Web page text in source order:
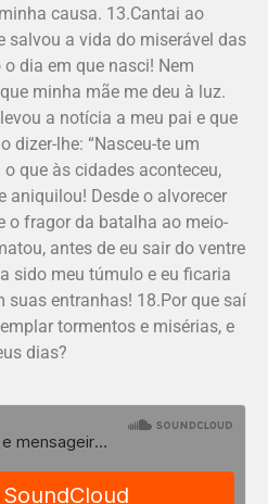
causa. 13.Cantai ao
salvou a vida do miserável das
dia em que nasci! Nem
minha mãe me deu à luz.
a notícia a meu pai e que
dizer-lhe: “Nasceu-te um
que às cidades aconteceu,
aniquilou! Desde o alvorecer
o fragor da batalha ao meio-
antes de eu sair do ventre
sido meu túmulo e eu ficaria
suas entranhas! 18.Por que saí
tormentos e misérias, e
dias?